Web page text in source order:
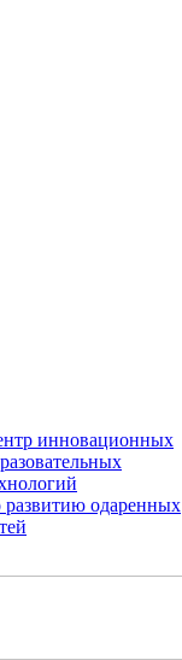
инновационных
развитию одаренных